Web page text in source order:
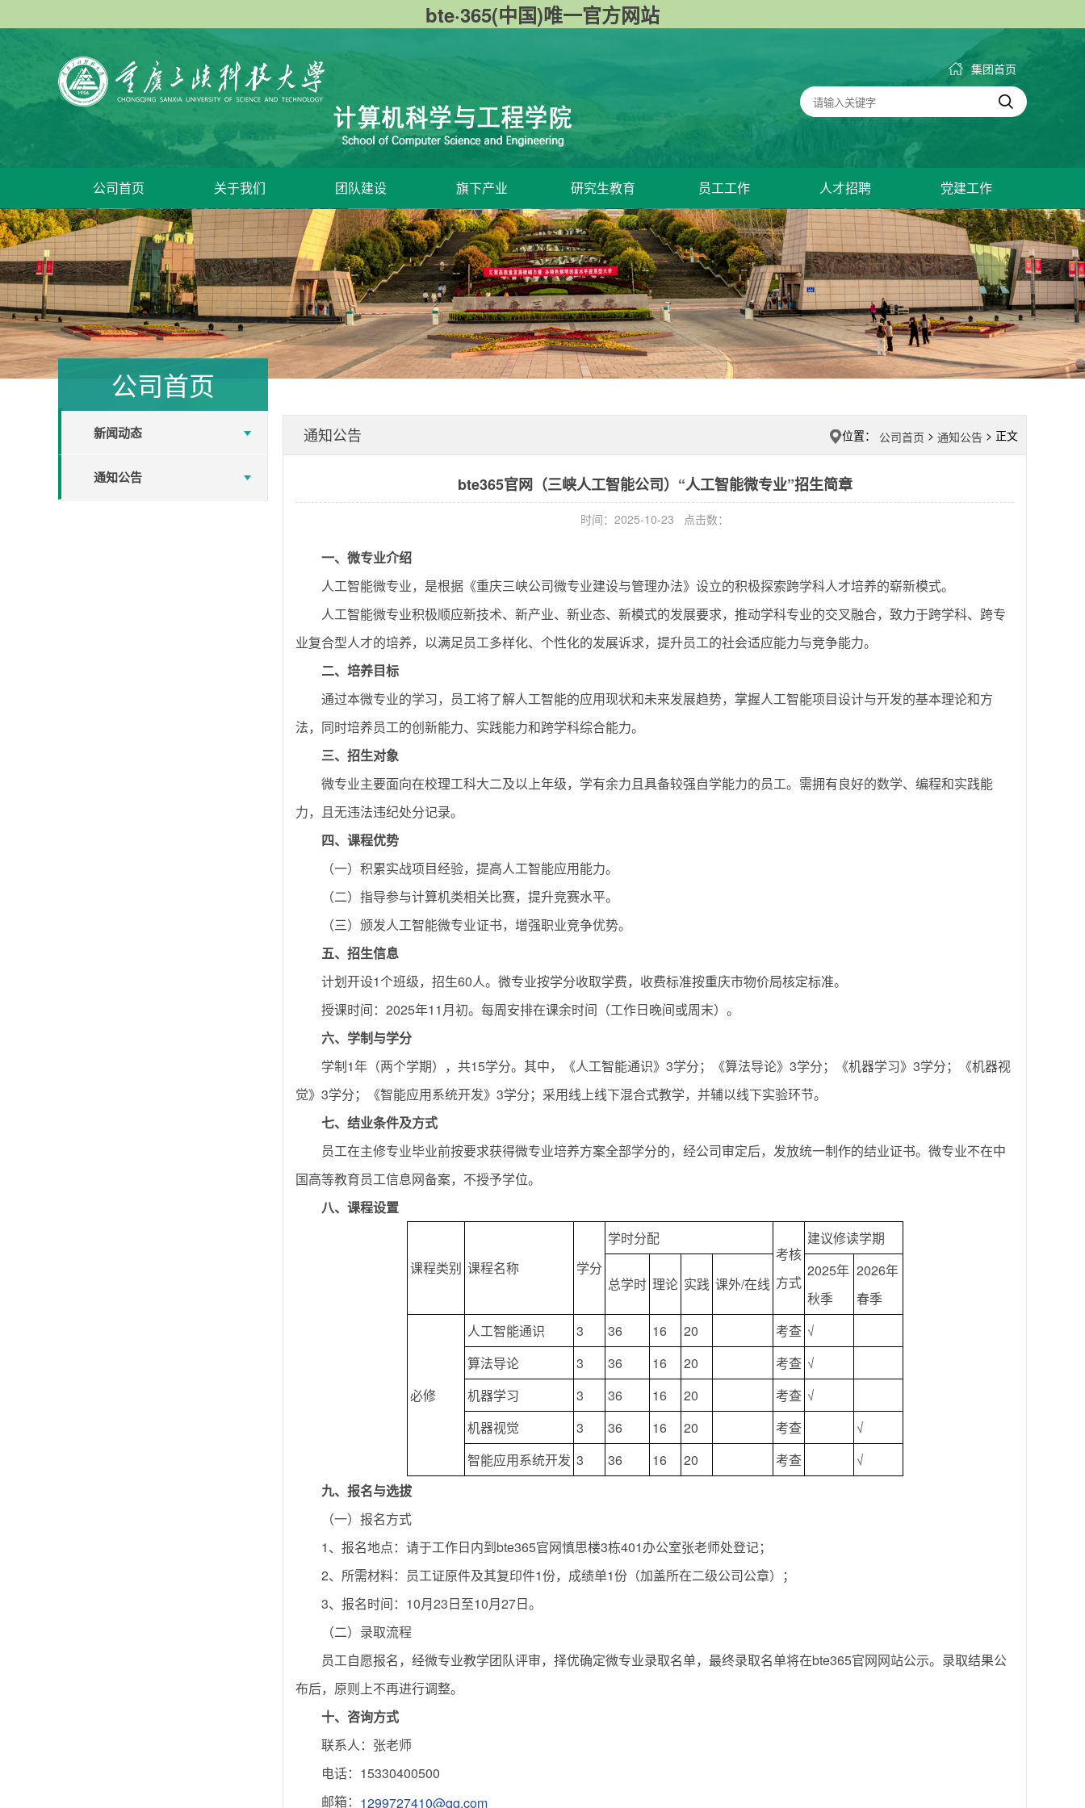
bte·365(中国)唯一官方网站
集团首页
公司首页 关于我们 团队建设 旗下产业 研究生教育 员工工作 人才招聘 党建工作
公司首页
新闻动态
通知公告
通知公告 位置： 公司首页 > 通知公告 > 正文
bte365官网（三峡人工智能公司）“人工智能微专业”招生简章
时间：2025-10-23 点击数：
一、微专业介绍
人工智能微专业，是根据《重庆三峡公司微专业建设与管理办法》设立的积极探索跨学科人才培养的崭新模式。
人工智能微专业积极顺应新技术、新产业、新业态、新模式的发展要求，推动学科专业的交叉融合，致力于跨学科、跨专
业复合型人才的培养，以满足员工多样化、个性化的发展诉求，提升员工的社会适应能力与竞争能力。
二、 培养目标
通过本微专业的学习，员工将了解人工智能的应用现状和未来发展趋势，掌握人工智能项目设计与开发的基本理论和方
法，同时培养员工的创新能力、实践能力和跨学科综合能力。
三、招生对象
微专业主要面向在校理工科大二及以上年级，学有余力且具备较强自学能力的员工。需拥有良好的数学、编程和实践能
力，且无违法违纪处分记录。
四、 课程优势
（一）积累实战项目经验，提高人工智能应用能力。
（二）指导参与计算机类相关比赛，提升竞赛水平。
（三）颁发人工智能微专业证书，增强职业竞争优势。
五、招生信息
计划开设1个班级，招生60人。微专业按学分收取学费，收费标准按重庆市物价局核定标准。
授课时间：2025年11月初。每周安排在课余时间（工作日晚间或周末）。
六、 学制与学分
学制1年（两个学期），共15学分。其中，《人工智能通识》3学分；《算法导论》3学分；《机器学习》3学分；《机器视
觉》3学分；《智能应用系统开发》3学分；采用线上线下混合式教学，并辅以线下实验环节。
七、结业条件及方式
员工在主修专业毕业前按要求获得微专业培养方案全部学分的，经公司审定后，发放统一制作的结业证书。微专业不在中
国高等教育员工信息网备案，不授予学位。
八、 课程设置
课程类别 课程名称 学分
学时分配
考核
方式
建议修读学期
总学时 理论 实践 课外/在线
2025年
秋季
2026年
春季
必修
人工智能通识 3 36 16 20 考查 √
算法导论
3 36 16 20 考查 √
机器学习
3 36 16 20 考查 √
机器视觉
3 36 16 20 考查
√
智能应用系统开发 3 36 16 20 考查
√
九、 报名与选拔
（一）报名方式
1、报名地点：请于工作日内到bte365官网慎思楼3栋401办公室张老师处登记；
2、所需材料：员工证原件及其复印件1份，成绩单1份（加盖所在二级公司公章）；
3、报名时间：10月23日至10月27日。
（二）录取流程
员工自愿报名，经微专业教学团队评审，择优确定微专业录取名单，最终录取名单将在bte365官网网站公示。录取结果公
布后，原则上不再进行调整。
十、 咨询方式
联系人：张老师
电话：15330400500
邮箱： 1299727410@qq.com